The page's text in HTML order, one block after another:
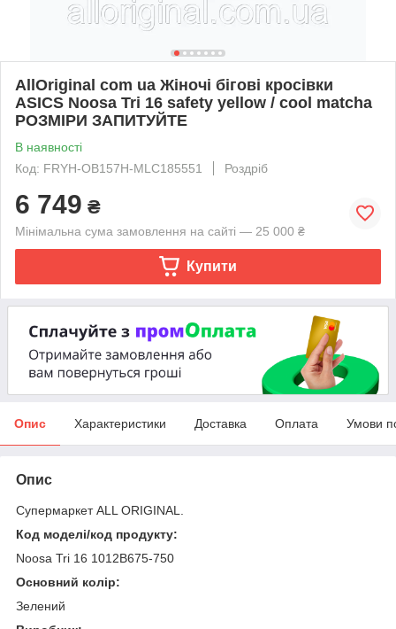
AllOriginal com ua Жіночі бігові кросівки
ASICS Noosa Tri 16 safety yellow / cool matcha
РОЗМІРИ ЗАПИТУЙТЕ
В наявності
Код: FRYH-OB157H-MLC185551
Роздріб
6 749 ₴
Мінімальна сума замовлення на сайті — 25 000 ₴
Купити
Опис Характеристики Доставка Оплата Умови
Опис
Супермаркет ALL ORIGINAL.
Код моделі/код продукту:
Noosa Tri 16 1012B675-750
Основний колір:
Зелений